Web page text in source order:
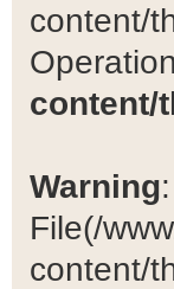
content/
content/
Warning
File(/
content/